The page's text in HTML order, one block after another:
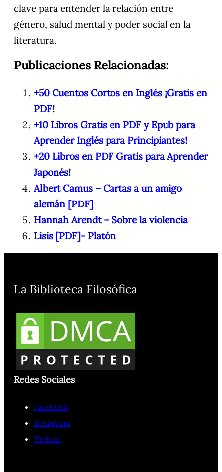
clave para entender la relación entre
género, salud mental y poder social en la
literatura.
Publicaciones Relacionadas:
+50 Cuentos Cortos en Inglés ¡Gratis en
PDF!
+10 Libros Gratis en PDF y Epub para
Aprender Inglés para Principiantes!
+20 Libros en PDF Gratis para Aprender
Japonés!
Albert Camus – Cartas a un amigo
alemán [PDF]
Hannah Arendt – Sobre la violencia
Lisis [PDF]- Platón
La Biblioteca Filosófica
Redes Sociales
Facebook
Instagram
Twitter